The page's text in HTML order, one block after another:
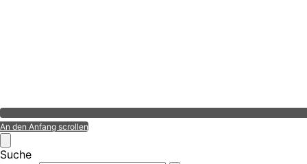
An den Anfang scrollen
Suche